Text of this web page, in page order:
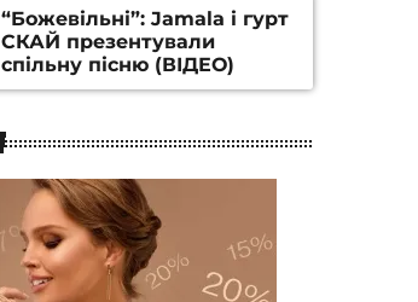
“Божевільні”: Jamala і гурт
СКАЙ презентували
спільну пісню (ВІДЕО)